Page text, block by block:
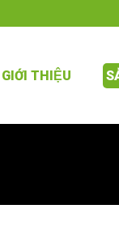
GIỚI THIỆU